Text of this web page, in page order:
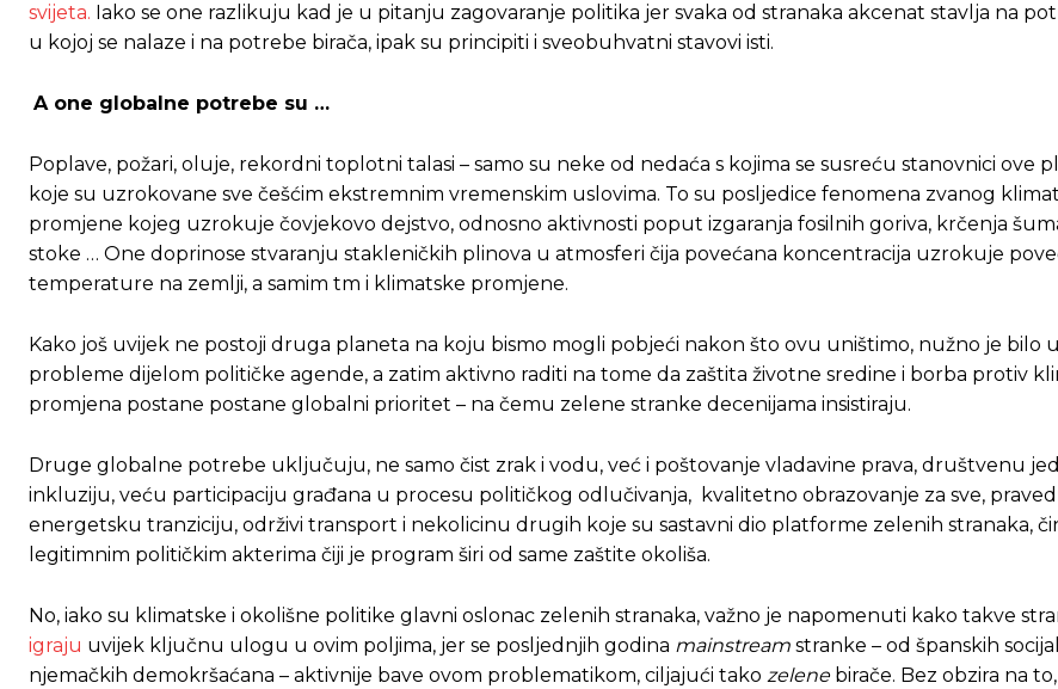
svijeta. Iako se one razlikuju kad je u pitanju zagovaranje politika jer svaka od stranaka akcenat stavlja na
u kojoj se nalaze i na potrebe birača, ipak su principiti i sveobuhvatni stavovi isti.
A one globalne potrebe su …
Poplave, požari, oluje, rekordni toplotni talasi – samo su neke od nedaća s kojima se susreću stanovnici ove
koje su uzrokovane sve češćim ekstremnim vremenskim uslovima. To su posljedice fenomena zvanog
promjene kojeg uzrokuje čovjekovo dejstvo, odnosno aktivnosti poput izgaranja fosilnih goriva, krčenja
stoke … One doprinose stvaranju stakleničkih plinova u atmosferi čija povećana koncentracija uzrokuje
temperature na zemlji, a samim tm i klimatske promjene.
Kako još uvijek ne postoji druga planeta na koju bismo mogli pobjeći nakon što ovu uništimo, nužno je bilo
probleme dijelom političke agende, a zatim aktivno raditi na tome da zaštita životne sredine i borba protiv
promjena postane postane globalni prioritet – na čemu zelene stranke decenijama insistiraju.
Druge globalne potrebe uključuju, ne samo čist zrak i vodu, već i poštovanje vladavine prava, društvenu
inkluziju, veću participaciju građana u procesu političkog odlučivanja, kvalitetno obrazovanje za sve,
energetsku tranziciju, održivi transport i nekolicinu drugih koje su sastavni dio platforme zelenih stranaka,
legitimnim političkim akterima čiji je program širi od same zaštite okoliša.
No, iako su klimatske i okolišne politike glavni oslonac zelenih stranaka, važno je napomenuti kako takve
igraju uvijek ključnu ulogu u ovim poljima, jer se posljednjih godina mainstream stranke – od španskih
njemačkih demokršaćana – aktivnije bave ovom problematikom, ciljajući tako zelene birače. Bez obzira na